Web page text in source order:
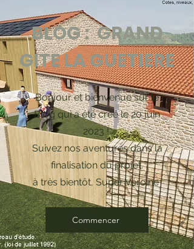
BLOG : GRAND
GITE LA GUETIERE
Bonjour et bienvenue sur le
Blog qui a été créé le 20 juin
2023 !
Suivez nos aventures dans la
finalisation du projet.
à très bientôt, Super Véroïne
Commencer